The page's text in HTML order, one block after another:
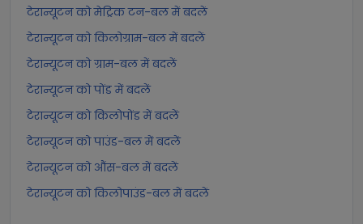
टेरान्यूटन को मेट्रिक टन-बल में बदलें
टेरान्यूटन को किलोग्राम-बल में बदलें
टेरान्यूटन को ग्राम-बल में बदलें
टेरान्यूटन को पोंड में बदलें
टेरान्यूटन को किलोपोंड में बदलें
टेरान्यूटन को पाउंड-बल में बदलें
टेरान्यूटन को औंस-बल में बदलें
टेरान्यूटन को किलोपाउंड-बल में बदलें